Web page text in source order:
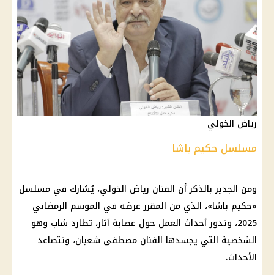
رياض الخولي
مسلسل حكيم باشا
ومن الجدير بالذكر أن الفنان رياض الخولي، يُشارك في مسلسل
«حكيم باشا»، الذي من المقرر عرضه في الموسم الرمضاني
2025، وتدور أحداث العمل حول عصابة آثار، تطارد شاب وهو
الشخصية التي يجسدها الفنان مصطفى شعبان، وتتصاعد
الأحداث.